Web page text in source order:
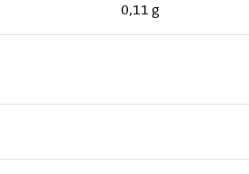
0,11 g